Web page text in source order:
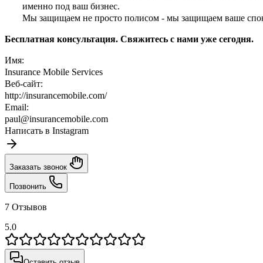
именно под ваш бизнес.
Мы защищаем не просто полисом - мы защищаем ваше
Бесплатная консультация. Свяжитесь с нами уже сегодня.
Имя:
Insurance Mobile Services
Веб-сайт:
http://insurancemobile.com/
Email:
paul@insurancemobile.com
Написать в Instagram
Заказать звонок
Позвонить
7 Отзывов
5.0